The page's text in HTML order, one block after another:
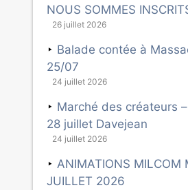
NOUS SOMMES
26 juillet 2026
Balade contée à
25/07
24 juillet 2026
Marché des créateurs
28 juillet Davejean
24 juillet 2026
ANIMATIONS MILCOM
JUILLET 2026